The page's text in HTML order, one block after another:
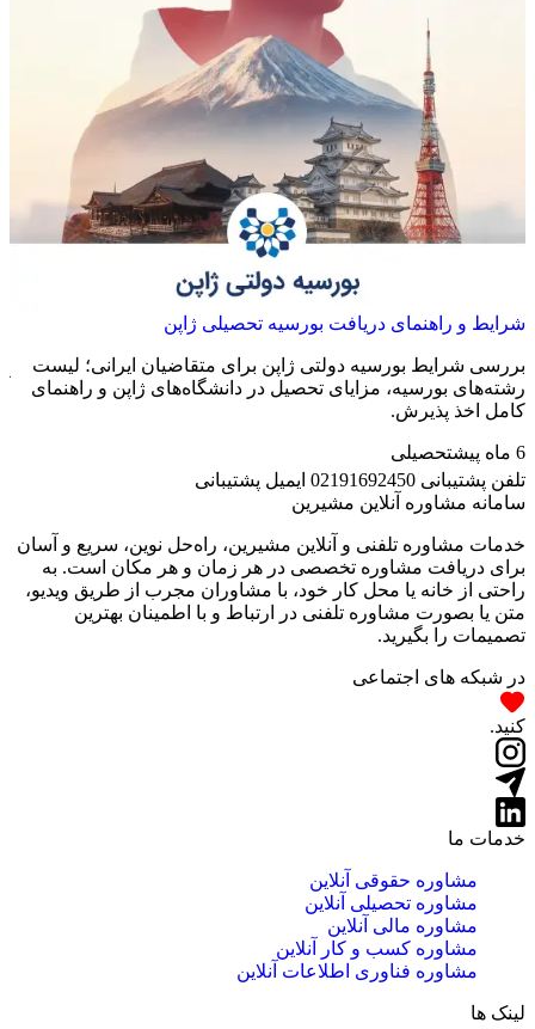
شرایط و راهنمای دریافت بورسیه تحصیلی ژاپن
بررسی شرایط بورسیه دولتی ژاپن برای متقاضیان ایرانی؛ لیست
رشته‌های بورسیه، مزایای تحصیل در دانشگاه‌های ژاپن و راهنمای
کامل اخذ پذیرش.
6 ماه پیش تحصیلی
تلفن پشتیبانی 02191692450 ایمیل پشتیبانی
سامانه مشاوره آنلاین مشیرین
خدمات مشاوره تلفنی و آنلاین مشیرین، راه‌‌حل نوین، سریع و آسان
برای دریافت مشاوره تخصصی در هر زمان و هر مکان است. به
راحتی از خانه یا محل کار خود، با مشاوران مجرب از طریق ویدیو،
متن یا بصورت مشاوره تلفنی در ارتباط و با اطمینان بهترین
تصمیمات را بگیرید.
در شبکه های اجتماعی
کنید.
خدمات ما
مشاوره حقوقی آنلاین
مشاوره تحصیلی آنلاین
مشاوره مالی آنلاین
مشاوره کسب و کار آنلاین
مشاوره فناوری اطلاعات آنلاین
لینک ها